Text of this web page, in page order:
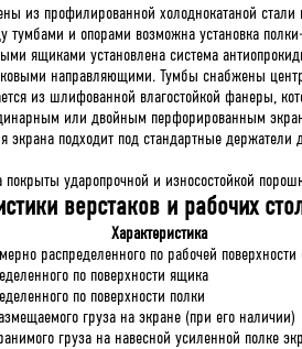
из профилированной холоднокатаной
и опорами возможна установка
ящиками установлена система
направляющими. Тумбы снабжены
из шлифованной влагостойкой фанеры,
или двойным перфорированным
подходит под стандартные держатели
покрыты ударопрочной и износостойкой
верстаков и рабочих
Характеристика
распределенного по рабочей
по поверхности ящика
по поверхности полки
груза на экране (при его наличии)
груза на навесной усиленной полке